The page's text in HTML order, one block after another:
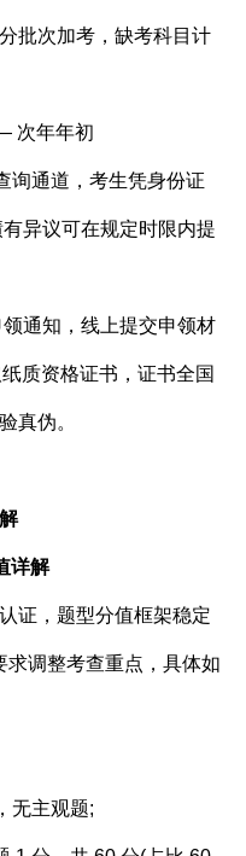
批次加考，缺考科目计
次年年初
询通道，考生凭身份证
异议可在规定时限内提
通知，线上提交申领材
质资格证书，证书全国
真伪。
详解​
证，题型分值框架稳定
求调整考查重点，具体如
无主观题;​